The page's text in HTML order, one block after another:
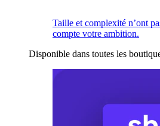
Taille et complexité n’ont
compte votre ambition.
Disponible dans toutes les